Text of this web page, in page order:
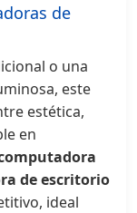
de
o una
este
estética,
en
de escritorio
ideal